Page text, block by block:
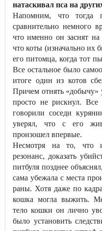
натаскивал пса на
Напомним, что тогда
сравнительно немного
что именно он заснят
что коты (изначально их
его питомца, когда тот
Все остальное было
итоге один из котов
Причем отнять «добычу»
просто не рискнул. Все
говорили соседи
уверял, что с его
произошел впервые.
Несмотря на то, что
резонанс, доказать
питбуля позднее
сама убежала с места
раны. Хотя даже по
кошка могла выжить.
тело кошки он лично
было установить